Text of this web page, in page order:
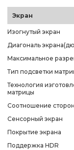
Экран
Изогнутый экран
Диагональ
Максимальное
Тип подсветки
Технология
матрицы
Соотношение сторон
Сенсорный экран
Покрытие экрана
Поддержка HDR